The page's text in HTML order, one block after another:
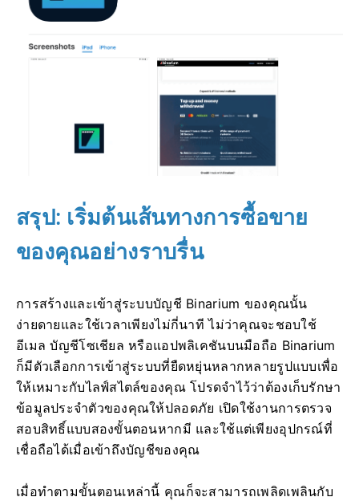
สรุป: เริ่มต้นเส้นทางการซื้อขาย
ของคุณอย่างราบรื่น
การสร้างและเข้าสู่ระบบบัญชี Binarium ของคุณนั้น
ง่ายดายและใช้เวลาเพียงไม่กี่นาที ไม่ว่าคุณจะชอบใช้
อีเมล บัญชีโซเชียล หรือแอปพลิเคชันบนมือถือ Binarium
ก็มีตัวเลือกการเข้าสู่ระบบที่ยืดหยุ่นหลากหลายรูปแบบเพื่อ
ให้เหมาะกับไลฟ์สไตล์ของคุณ โปรดจำไว้ว่าต้องเก็บรักษา
ข้อมูลประจำตัวของคุณให้ปลอดภัย เปิดใช้งานการตรวจ
สอบสิทธิ์แบบสองขั้นตอนหากมี และใช้แต่เพียงอุปกรณ์ที่
เชื่อถือได้เมื่อเข้าถึงบัญชีของคุณ
เมื่อทำตามขั้นตอนเหล่านี้ คุณก็จะสามารถเพลิดเพลินกับ